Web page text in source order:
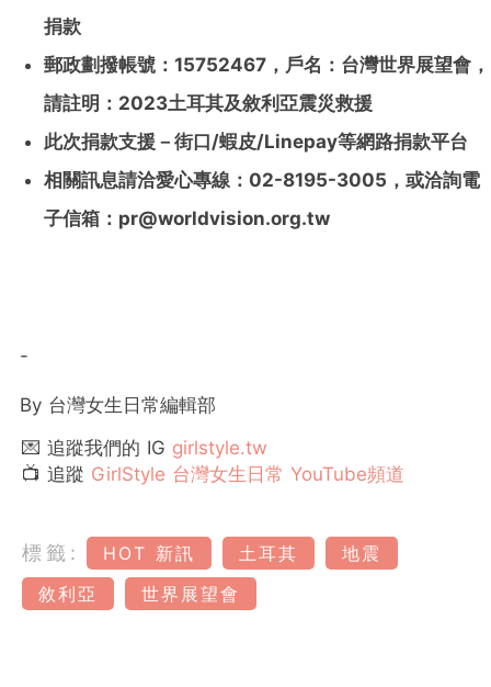
捐款
郵政劃撥帳號：15752467，戶名：台灣世界展望會，
請註明：2023土耳其及敘利亞震災救援
此次捐款支援－街口/蝦皮/Linepay等網路捐款平台
相關訊息請洽愛心專線：02-8195-3005，或洽詢電
子信箱： pr@worldvision.org.tw
-
By 台灣女生日常編輯部
💌 追蹤我們的 IG girlstyle.tw
📺 追蹤 GirlStyle 台灣女生日常 YouTube頻道
標籤: HOT 新訊 土耳其
地震
敘利亞
世界展望會